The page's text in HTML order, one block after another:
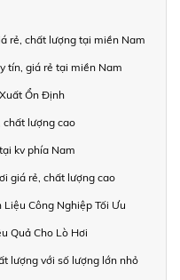
rẻ, chất lượng tại miền Nam
tín, giá rẻ tại miền Nam
Ổn Định
chất lượng cao
kv phía Nam
giá rẻ, chất lượng cao
Công Nghiệp Tối Ưu
Quả Cho Lò Hơi
lượng với số lượng lớn nhỏ